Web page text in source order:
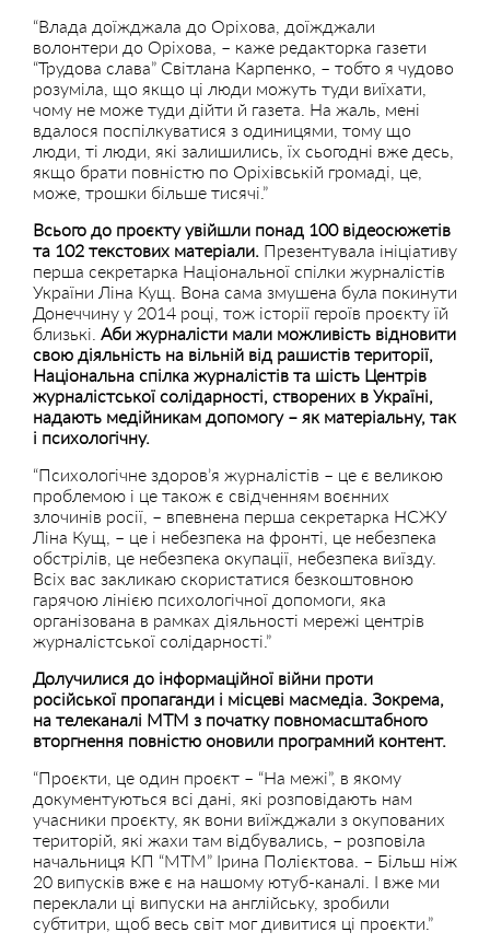
“Влада доїжджала до Оріхова, доїжджали
волонтери до Оріхова, – каже редакторка газети
“Трудова слава” Світлана Карпенко, – тобто я чудово
розуміла, що якщо ці люди можуть туди виїхати,
чому не може туди дійти й газета. На жаль, мені
вдалося поспілкуватися з одиницями, тому що
люди, ті люди, які залишились, їх сьогодні вже десь,
якщо брати повністю по Оріхівській громаді, це,
може, трошки більше тисячі.”
Всього до проєкту увійшли понад 100 відеосюжетів
та 102 текстових матеріали. Презентувала ініціативу
перша секретарка Національної спілки журналістів
України Ліна Кущ. Вона сама змушена була покинути
Донеччину у 2014 році, тож історії героїв проєкту їй
близькі. Аби журналісти мали можливість відновити
свою діяльність на вільній від рашистів території,
Національна спілка журналістів та шість Центрів
журналістської солідарності, створених в Україні,
надають медійникам допомогу – як матеріальну, так
і психологічну.
“Психологічне здоров’я журналістів – це є великою
проблемою і це також є свідченням воєнних
злочинів росії, – впевнена перша секретарка НСЖУ
Ліна Кущ, – це і небезпека на фронті, це небезпека
обстрілів, це небезпека окупації, небезпека виїзду.
Всіх вас закликаю скористатися безкоштовною
гарячою лінією психологічної допомоги, яка
організована в рамках діяльності мережі центрів
журналістської солідарності.”
Долучилися до інформаційної війни проти
російської пропаганди і місцеві масмедіа. Зокрема,
на телеканалі МТМ з початку повномасштабного
вторгнення повністю оновили програмний контент.
“Проєкти, це один проєкт – “На межі”, в якому
документуються всі дані, які розповідають нам
учасники проєкту, як вони виїжджали з окупованих
територій, які жахи там відбувались, – розповіла
начальниця КП “МТМ” Ірина Полієктова. – Більш ніж
20 випусків вже є на нашому ютуб-каналі. І вже ми
переклали ці випуски на англійську, зробили
субтитри, щоб весь світ мог дивитися ці проєкти.”